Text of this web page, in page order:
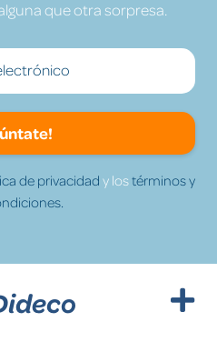
que otra sorpresa.
de privacidad y lostérminos y